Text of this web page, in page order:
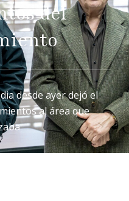
del
desde ayer dejó el
al área que